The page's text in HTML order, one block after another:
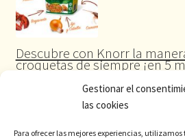
Gestionar el
las cookies
Para ofrecer las mejores experiencias,
Descubre con Knorr la
croquetas de siempre ¡en 5